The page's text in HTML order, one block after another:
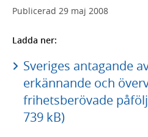
Publicerad 29 maj 2008
Ladda ner:
Sveriges antagande
erkännande och
frihetsberövade
739 kB)